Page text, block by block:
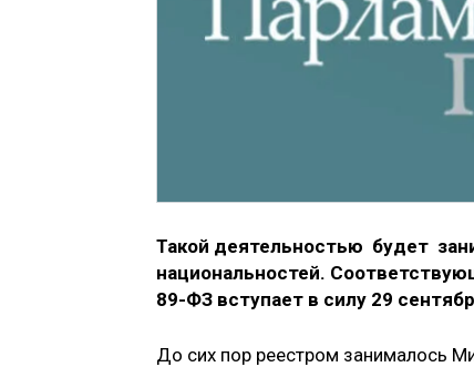
Такой деятельностью будет
национальностей.
89-ФЗ вступает в силу 29
До сих пор реестром занималось